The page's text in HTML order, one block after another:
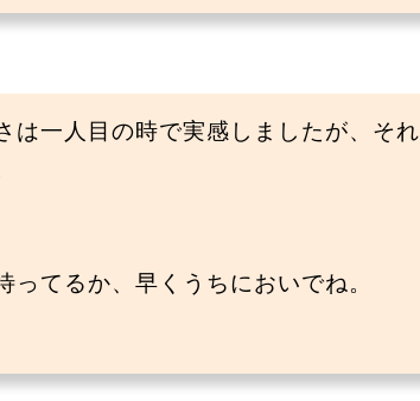
は一人目の時で実感しましたが、それ
てるか、早くうちにおいでね。